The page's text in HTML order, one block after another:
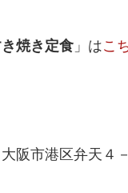
焼き定食 」はこ
市港区弁天４－